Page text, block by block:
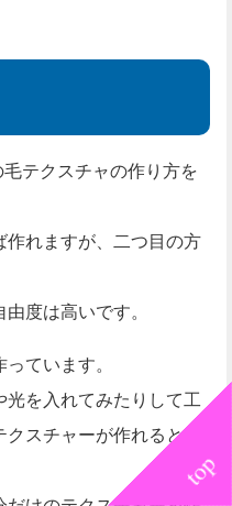
テクスチャの作り方を
れますが、二つ目の方
度は高いです。
ています。
光を入れてみたりして工
スチャーが作れると思